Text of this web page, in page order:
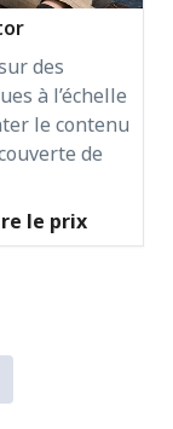
des
à l’échelle
le contenu
de
le prix